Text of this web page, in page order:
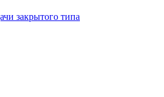
закрытого типа